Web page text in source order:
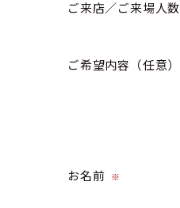
ご来店／ご来場人数
ご希望内容 （任意）
お名前 ※